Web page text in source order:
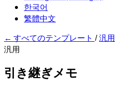
한국어
繁體中文
← すべてのテンプレート /汎用
汎用
引き継ぎメモ